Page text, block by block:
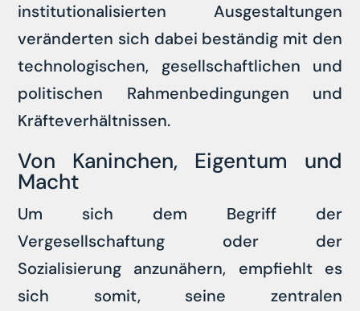
institutionalisierten Ausgestaltungen
veränderten sich dabei beständig mit den
technologischen, gesellschaftlichen und
politischen Rahmenbedingungen und
Kräfteverhältnissen.
Von Kaninchen, Eigentum und
Macht
Um sich dem Begriff der
Vergesellschaftung oder der
Sozialisierung anzunähern, empfiehlt es
sich somit, seine zentralen